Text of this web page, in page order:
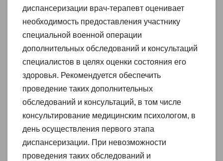
диспансеризации врач-терапевт оценивает
необходимость предоставления участнику
специальной военной операции
дополнительных обследований и консультаций
специалистов в целях оценки состояния его
здоровья. Рекомендуется обеспечить
проведение таких дополнительных
обследований и консультаций, в том числе
консультирование медицинским психологом, в
день осуществления первого этапа
диспансеризации. При невозможности
проведения таких обследований и